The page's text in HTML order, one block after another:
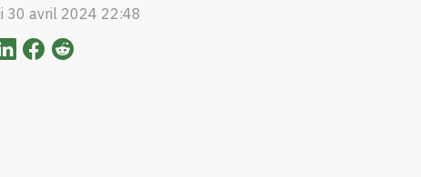
30 avril 2024 22:48